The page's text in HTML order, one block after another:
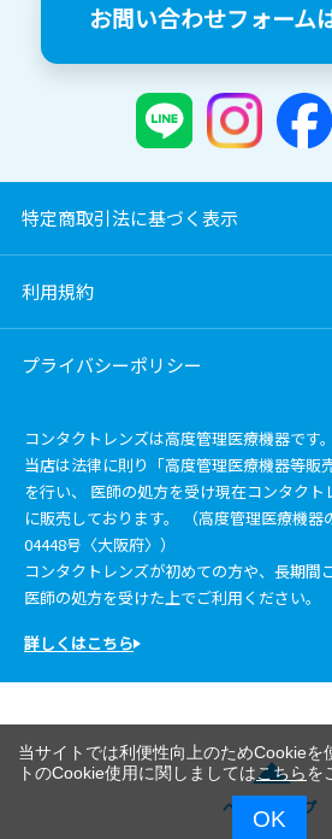
お問い合わせフォーム
特定商取引法に基づく表示
利用規約
プライバシーポリシー
コンタクトレンズは高度管理医療機器です。
当店は法律に則り「高度管理医療機器等販
を行い、 医師の処方を受け現在コンタク
に販売しております。 （高度管理医療機
04448号〈大阪府〉）
コンタクトレンズが初めての方や、長期間
医師の処方を受けた上でご利用ください。
詳しくはこちら
ページトップ
当サイトでは利便性向上のためCookieを
トのCookie使用に関しましてはこちらを
OK